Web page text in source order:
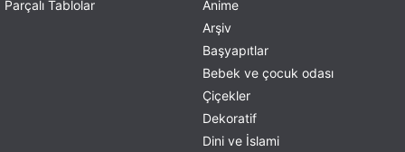
Parçalı Tablolar
Anime
Arşiv
Başyapıtlar
Bebek ve çocuk odası
Çiçekler
Dekoratif
Dini ve İslami